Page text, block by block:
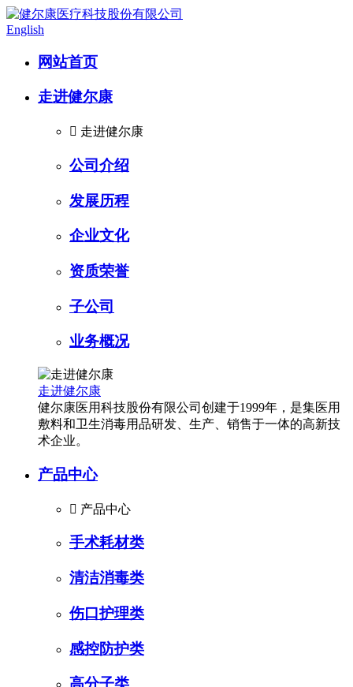
English
网站首页
走进健尔康
 走进健尔康
公司介绍
发展历程
企业文化
资质荣誉
子公司
业务概况
走进健尔康
健尔康医用科技股份有限公司创建于1999年，是集医用
敷料和卫生消毒用品研发、生产、销售于一体的高新技
术企业。
产品中心
 产品中心
手术耗材类
清洁消毒类
伤口护理类
感控防护类
高分子类